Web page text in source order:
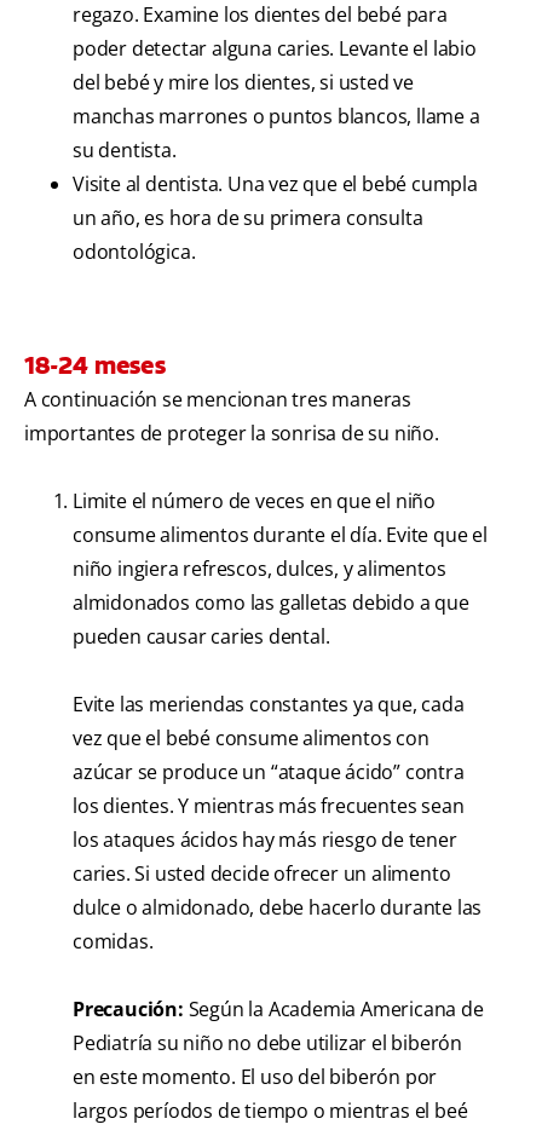
regazo. Examine los dientes del bebé para
poder detectar alguna caries. Levante el labio
del bebé y mire los dientes, si usted ve
manchas marrones o puntos blancos, llame a
su dentista.
Visite al dentista. Una vez que el bebé cumpla
un año, es hora de su primera consulta
odontológica.
18-24 meses
A continuación se mencionan tres maneras
importantes de proteger la sonrisa de su niño.
Limite el número de veces en que el niño
consume alimentos durante el día. Evite que el
niño ingiera refrescos, dulces, y alimentos
almidonados como las galletas debido a que
pueden causar caries dental.
Evite las meriendas constantes ya que, cada
vez que el bebé consume alimentos con
azúcar se produce un “ataque ácido” contra
los dientes. Y mientras más frecuentes sean
los ataques ácidos hay más riesgo de tener
caries. Si usted decide ofrecer un alimento
dulce o almidonado, debe hacerlo durante las
comidas.
Precaución: Según la Academia Americana de
Pediatría su niño no debe utilizar el biberón
en este momento. El uso del biberón por
largos períodos de tiempo o mientras el beé